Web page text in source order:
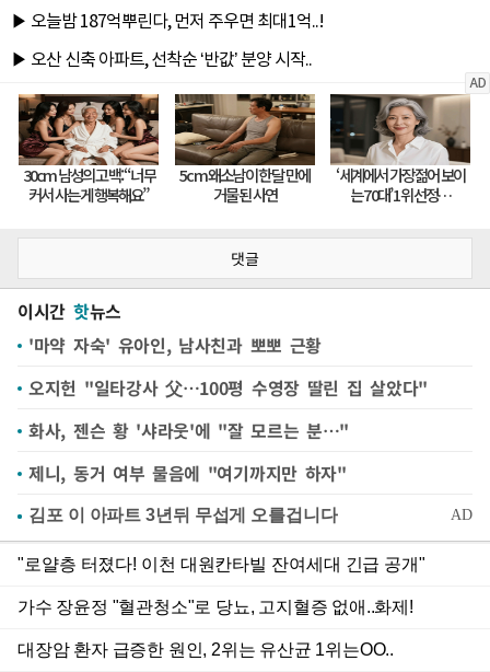
댓글
이시간 핫뉴스
'마약 자숙' 유아인, 남사친과 뽀뽀 근황
오지헌 "일타강사 父…100평 수영장 딸린 집 살았다"
화사, 젠슨 황 '샤라웃'에 "잘 모르는 분…"
제니, 동거 여부 물음에 "여기까지만 하자"